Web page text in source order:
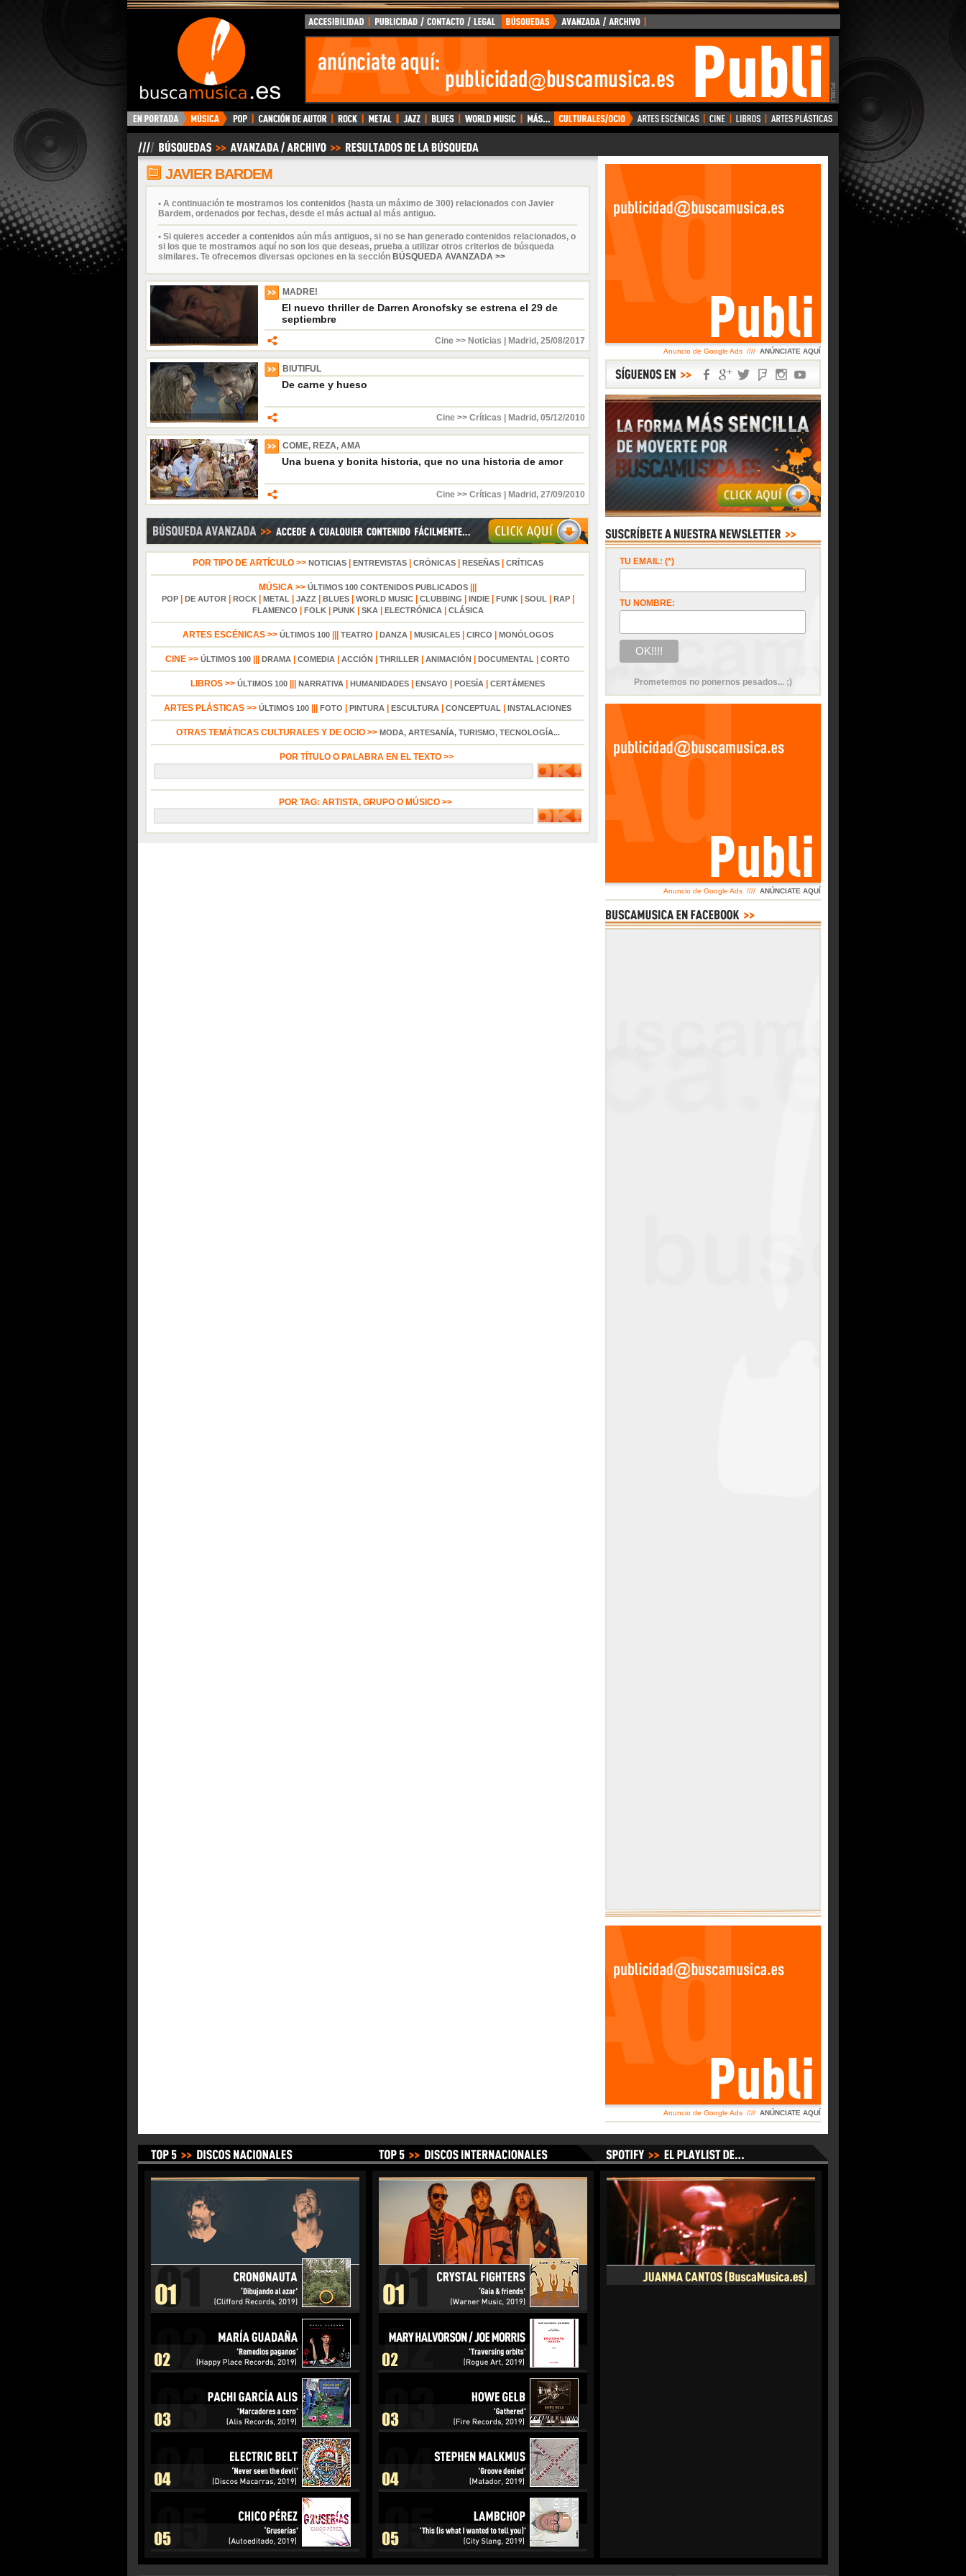
BuscaMusica.es
JAVIER BARDEM
• A continuación te mostramos los contenidos (hasta un máximo de 300) relacionados con Javier
Bardem, ordenados por fechas, desde el más actual al más antiguo.
• Si quieres acceder a contenidos aún más antiguos, si no se han generado contenidos relacionados, o
si los que te mostramos aquí no son los que deseas, prueba a utilizar otros criterios de búsqueda
similares. Te ofrecemos diversas opciones en la sección BÚSQUEDA AVANZADA >>
MADRE!
El nuevo thriller de Darren Aronofsky se estrena el 29 de
septiembre
Cine >> Noticias Madrid , 25/08/2017
BIUTIFUL
De carne y hueso
Cine >> Críticas Madrid , 05/12/2010
COME, REZA, AMA
Una buena y bonita historia, que no una historia de amor
Cine >> Críticas Madrid , 27/09/2010
POR TIPO DE ARTÍCULO >> NOTICIAS| ENTREVISTAS| CRÓNICAS| RESEÑAS| CRÍTICAS
MÚSICA >> ÚLTIMOS 100 CONTENIDOS PUBLICADOS
POP| DE AUTOR| ROCK| METAL| JAZZ| BLUES| WORLD MUSIC| CLUBBING INDIE| FUNK| SOUL| RAP|
FLAMENCO FOLK| PUNK| SKA| ELECTRÓNICA| CLÁSICA
ARTES ESCÉNICAS >> ÚLTIMOS 100||| TEATRO DANZA| MUSICALES| CIRCO MONÓLOGOS
CINE >> ÚLTIMOS 100 DRAMA COMEDIA ACCIÓN THRILLER ANIMACIÓN DOCUMENTAL CORTO
LIBROS >> ÚLTIMOS 100 NARRATIVA HUMANIDADES ENSAYO POESÍA CERTÁMENES
ARTES PLÁSTICAS >> ÚLTIMOS 100 FOTO PINTURA ESCULTURA CONCEPTUAL INSTALACIONES
OTRAS TEMÁTICAS CULTURALES Y DE OCIO >> MODA, ARTESANÍA, TURISMO, TECNOLOGÍA...
POR TÍTULO O PALABRA EN EL TEXTO >>
POR TAG: ARTISTA, GRUPO O MÚSICO >>
Anuncio de Google Ads //// ANÚNCIATE AQUÍ
TU EMAIL: (*)
TU NOMBRE:
Prometemos no ponernos pesados... ;)
Anuncio de Google Ads //// ANÚNCIATE AQUÍ
Anuncio de Google Ads //// ANÚNCIATE AQUÍ